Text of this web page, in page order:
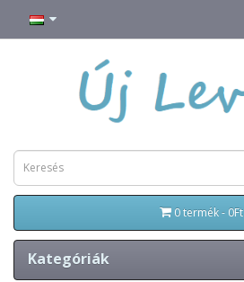
0 termék - 0Ft
Kategóriák